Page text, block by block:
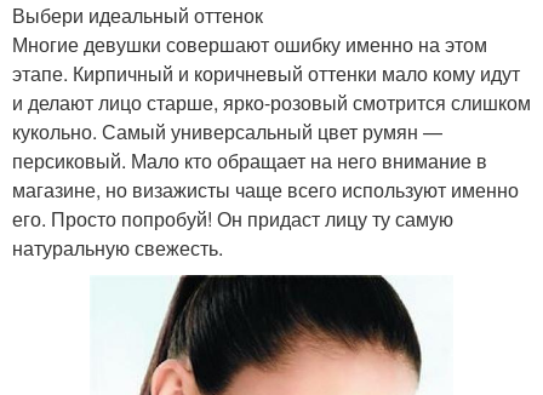
Выбери идеальный оттенок
Многие девушки совершают ошибку именно на этом
этапе. Кирпичный и коричневый оттенки мало кому идут
и делают лицо старше, ярко-розовый смотрится слишком
кукольно. Самый универсальный цвет румян —
персиковый. Мало кто обращает на него внимание в
магазине, но визажисты чаще всего используют именно
его. Просто попробуй! Он придаст лицу ту самую
натуральную свежесть.